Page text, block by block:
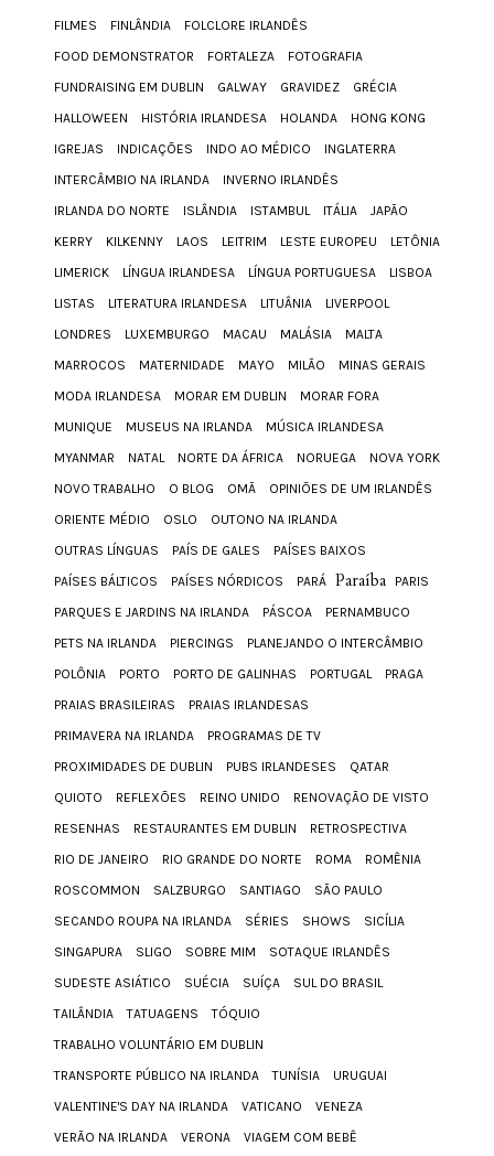
FILMES
FINLÂNDIA
FOLCLORE IRLANDÊS
FOOD DEMONSTRATOR
FORTALEZA
FOTOGRAFIA
FUNDRAISING EM DUBLIN
GALWAY GRAVIDEZ
GRÉCIA
HALLOWEEN
HISTÓRIA IRLANDESA HOLANDA
HONG KONG
IGREJAS
INDICAÇÕES INDO AO MÉDICO
INGLATERRA
INTERCÂMBIO NA IRLANDA
INVERNO IRLANDÊS
IRLANDA DO NORTE
ISLÂNDIA ISTAMBUL ITÁLIA
JAPÃO
KERRY
KILKENNY LAOS LEITRIM LESTE EUROPEU
LETÔNIA
LIMERICK
LÍNGUA IRLANDESA LÍNGUA PORTUGUESA
LISBOA
LISTAS
LITERATURA IRLANDESA LITUÂNIA
LIVERPOOL
LONDRES
LUXEMBURGO MACAU MALÁSIA
MALTA
MARROCOS
MATERNIDADE MAYO MILÃO
MINAS GERAIS
MODA IRLANDESA
MORAR EM DUBLIN
MORAR FORA
MUNIQUE
MUSEUS NA IRLANDA
MÚSICA IRLANDESA
MYANMAR
NATAL NORTE DA ÁFRICA NORUEGA
NOVA YORK
NOVO TRABALHO
O BLOG OMÃ
OPINIÕES DE UM IRLANDÊS
ORIENTE MÉDIO
OSLO
OUTONO NA IRLANDA
OUTRAS LÍNGUAS
PAÍS DE GALES
PAÍSES BAIXOS
PAÍSES BÁLTICOS
PAÍSES NÓRDICOS PARÁ Paraíba
PARIS
PARQUES E JARDINS NA IRLANDA
PÁSCOA
PERNAMBUCO
PETS NA IRLANDA
PIERCINGS
PLANEJANDO O INTERCÂMBIO
POLÔNIA
PORTO PORTO DE GALINHAS PORTUGAL
PRAGA
PRAIAS BRASILEIRAS
PRAIAS IRLANDESAS
PRIMAVERA NA IRLANDA
PROGRAMAS DE TV
PROXIMIDADES DE DUBLIN
PUBS IRLANDESES
QATAR
QUIOTO
REFLEXÕES REINO UNIDO
RENOVAÇÃO DE VISTO
RESENHAS
RESTAURANTES EM DUBLIN
RETROSPECTIVA
RIO DE JANEIRO
RIO GRANDE DO NORTE ROMA
ROMÊNIA
ROSCOMMON
SALZBURGO SANTIAGO
SÃO PAULO
SECANDO ROUPA NA IRLANDA
SÉRIES SHOWS
SICÍLIA
SINGAPURA
SLIGO SOBRE MIM
SOTAQUE IRLANDÊS
SUDESTE ASIÁTICO
SUÉCIA SUÍÇA
SUL DO BRASIL
TAILÂNDIA
TATUAGENS
TÓQUIO
TRABALHO VOLUNTÁRIO EM DUBLIN
TRANSPORTE PÚBLICO NA IRLANDA
TUNÍSIA
URUGUAI
VALENTINE'S DAY NA IRLANDA
VATICANO
VENEZA
VERÃO NA IRLANDA
VERONA VIAGEM COM BEBÊ